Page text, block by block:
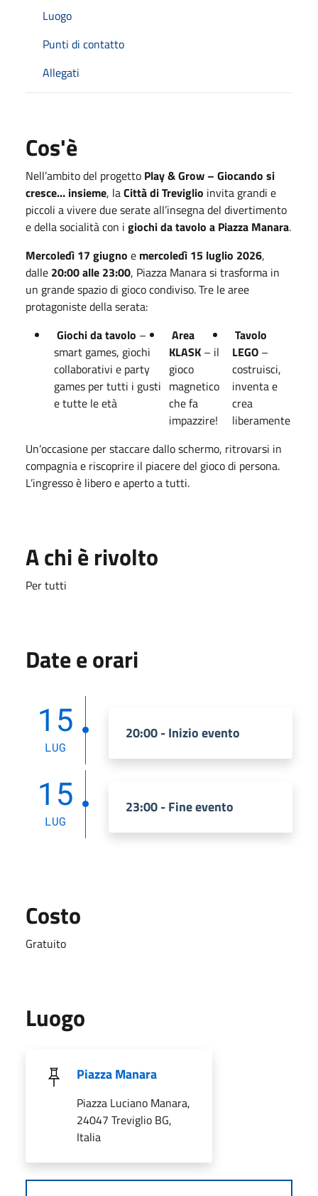
Luogo
Punti di contatto
Allegati
Cos'è
Nell’ambito del progetto Play & Grow – Giocando si
cresce… insieme, laCittà di Treviglio invita grandi e
piccoli a vivere due serate all’insegna del divertimento
e della socialità con i giochi da tavolo a Piazza Manara.
Mercoledì 17 giugno e mercoledì 15 luglio 2026,
dalle 20:00 alle 23:00, Piazza Manara si trasforma in
un grande spazio di gioco condiviso. Tre le aree
protagoniste della serata:
Giochi da tavolo –
smart games, giochi
collaborativi e party
games per tutti i gusti
e tutte le età
Area
KLASK – il
gioco
magnetico
che fa
impazzire!
Tavolo
LEGO–
costruisci,
inventa e
crea
liberamente
Un’occasione per staccare dallo schermo, ritrovarsi in
compagnia e riscoprire il piacere del gioco di persona.
L’ingresso è libero e aperto a tutti.
A chi è rivolto
Per tutti
Date e orari
15
LUG
20:00 - Inizio evento
15
LUG
23:00 - Fine evento
Costo
Gratuito
Luogo
Piazza Manara
Piazza Luciano Manara,
24047 Treviglio BG,
Italia